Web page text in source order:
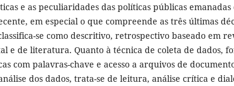
e as peculiaridades das políticas públicas emanadas
em especial o que compreende as três últimas
se como descritivo, retrospectivo baseado em
e de literatura. Quanto à técnica de coleta de dados,
com palavras-chave e acesso a arquivos de
dos dados, trata-se de leitura, análise crítica e